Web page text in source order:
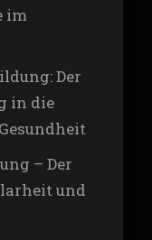
im
Der
in die
– Der
und